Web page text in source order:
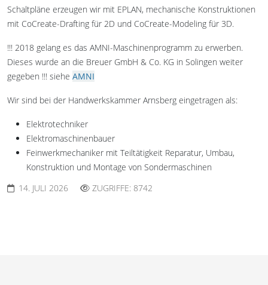
Schaltpläne erzeugen wir mit EPLAN, mechanische Konstruktionen
mit CoCreate-Drafting für 2D und CoCreate-Modeling für 3D.
!!! 2018 gelang es das AMNI-Maschinenprogramm zu erwerben.
Dieses wurde an die Breuer GmbH & Co. KG in Solingen weiter
gegeben !!! siehe AMNI
Wir sind bei der Handwerkskammer Arnsberg eingetragen als:
Elektrotechniker
Elektromaschinenbauer
Feinwerkmechaniker mit Teiltätigkeit Reparatur, Umbau,
Konstruktion und Montage von Sondermaschinen
14. JULI 2026
ZUGRIFFE: 8742